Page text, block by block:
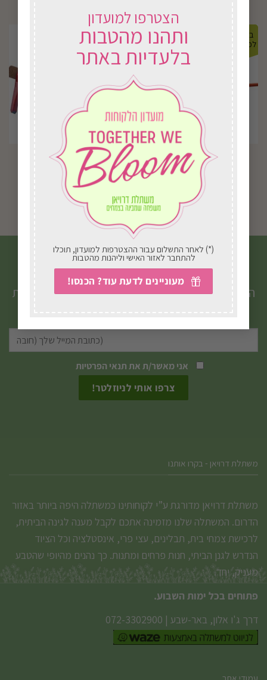
הצטרפו למועדון
ותהנו מהטבות
בלעדיות באתר
(*) לאחר התשלום עבור ההצטרפות למועדון, תוכלו
להתחבר לאזור האישי וליהנות מהטבות
מעוניינים לדעת עוד? הכנסו!
במשלוח
לכל הארץ
מריצה לילדים
₪248.00
בחירת אפשרויות
במשלוח
לכל הארץ
J52 מכוש+ ידית
46.00
בחירת אפשרויות
הצטרפו לניוזלטר שלנו
הטבות, מבצעים, עדכונים וטיפים חמים ישירות לתיבת
אני מאשר/ת אתתנאי הפרטיות
משתלת דרויאן - בקרו אותנו
משתלת דרויאן מדורגת ע”י לקוחותינו כמשתלה היפה ביותר באזור
הדרום. המשתלה שלנו מזמינה אתכם לקבל מענה לגינה הביתית,
לרכישת צמחי בית, תבלינים, עצי פרי, אינסטלציה וכל הציוד
הנדרש לגנן הביתי, חנות פרחים ומתנות. כך נהנים מהיופי שהטבע
מעניק, יחד.
פתוחים בכל ימות השבוע.
דרך ג'ו אלון, באר-שבע |
072-3302900
עמודי אתר